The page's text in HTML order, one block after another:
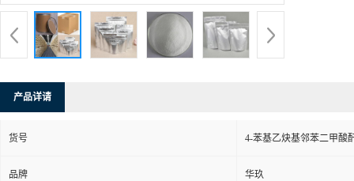
产品详请
货号 4-苯基乙炔基邻苯二甲酸
品牌 华玖